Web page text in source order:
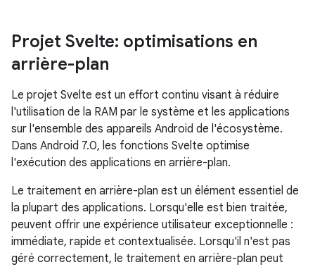
Projet Svelte: optimisations en
arrière-plan
Le projet Svelte est un effort continu visant à réduire
l'utilisation de la RAM par le système et les applications
sur l'ensemble des appareils Android de l'écosystème.
Dans Android 7.0, les fonctions Svelte optimise
l'exécution des applications en arrière-plan.
Le traitement en arrière-plan est un élément essentiel de
la plupart des applications. Lorsqu'elle est bien traitée,
peuvent offrir une expérience utilisateur exceptionnelle :
immédiate, rapide et contextualisée. Lorsqu'il n'est pas
géré correctement, le traitement en arrière-plan peut